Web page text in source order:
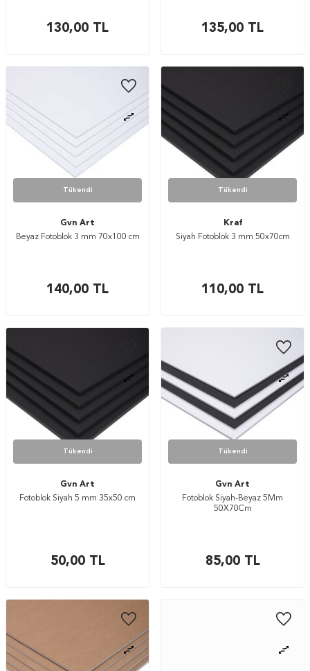
130,00 TL 135,00 TL
Tükendi
Gvn Art
Beyaz Fotoblok 3 mm 70x100 cm
140,00 TL
Tükendi
Kraf
Siyah Fotoblok 3 mm 50x70cm
110,00 TL
Tükendi
Gvn Art
Fotoblok Siyah 5 mm 35x50 cm
50,00TL
Tükendi
Gvn Art
Fotoblok Siyah-Beyaz 5Mm
50X70Cm
85,00TL